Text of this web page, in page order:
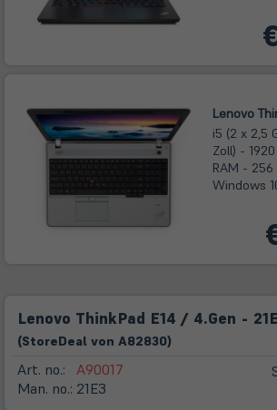
Lenovo
i5 (2 x 2,5
Zoll) -
RAM - 256
Windows
Lenovo ThinkPad E14 / 4.Gen -
(StoreDeal von A82830)
Art. no.:
Man. no.:
A90017
21E3